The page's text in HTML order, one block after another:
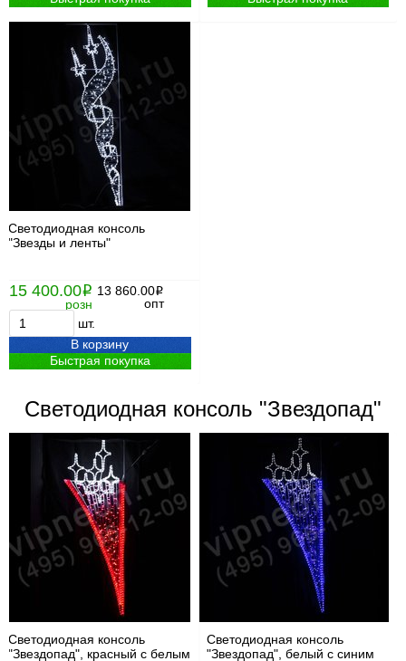
Светодиодная консоль
"Звезды и ленты"
15 400.00i
розн
13 860.00i
опт
шт.
В корзину
Быстрая покупка
Светодиодная консоль "Звездопад"
Светодиодная консоль
"Звездопад", красный с белым
Светодиодная консоль
"Звездопад", белый с синим